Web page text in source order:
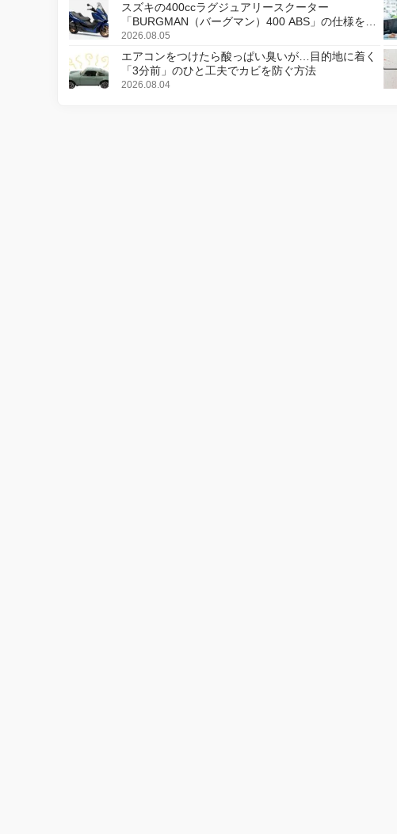
スズキの400ccラグジュアリースクーター
「BURGMAN（バーグマン）400 ABS」の仕様を変
更し、8月18日に発売
2026.08.05
エアコンをつけたら酸っぱい臭いが…目的地に着く
「3分前」のひと工夫でカビを防ぐ方法
2026.08.04